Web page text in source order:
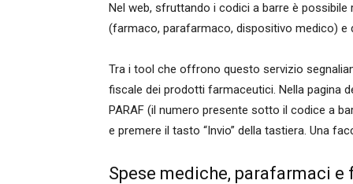
Nel web, sfruttando i codici a barre è
(farmaco, parafarmaco, dispositivo medico) e
Tra i tool che offrono questo servizio
fiscale dei prodotti farmaceutici. Nella pagina
PARAF (il numero presente sotto il codice a
e premere il tasto “Invio” della tastiera. Una
Spese mediche, parafarmaci